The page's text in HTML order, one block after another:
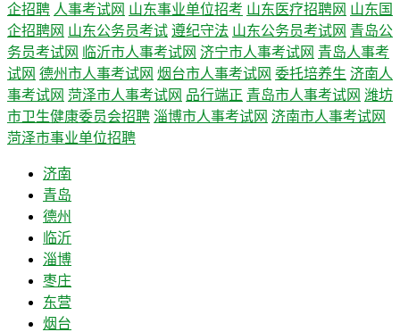
企招聘 人事考试网 山东事业单位招考 山东医疗招聘网 山东国
企招聘网 山东公务员考试 遵纪守法 山东公务员考试网 青岛公
务员考试网
临沂市人事考试网 济宁市人事考试网 青岛人事考
试网 德州市人事考试网 烟台市人事考试网 委托培养生 济南人
事考试网 菏泽市人事考试网 品行端正 青岛市人事考试网 潍坊
市卫生健康委员会招聘 淄博市人事考试网 济南市人事考试网
菏泽市事业单位招聘
济南
青岛
德州
临沂
淄博
枣庄
东营
烟台